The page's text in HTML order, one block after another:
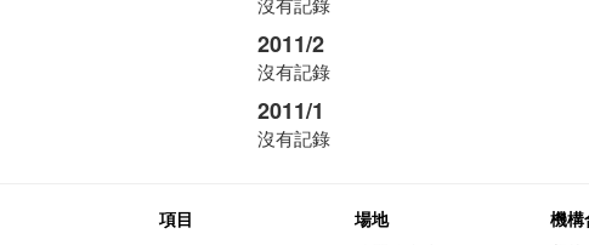
2011/2
沒有記錄
2011/1
沒有記錄
項目
場地
機構